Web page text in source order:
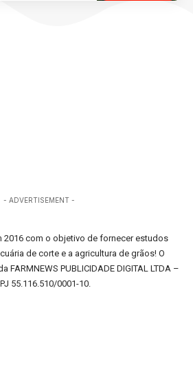
- ADVERTISEMENT -
2016 com o objetivo de fornecer estudos
de corte e a agricultura de grãos! O
FARMNEWS PUBLICIDADE DIGITAL LTDA –
55.116.510/0001-10.